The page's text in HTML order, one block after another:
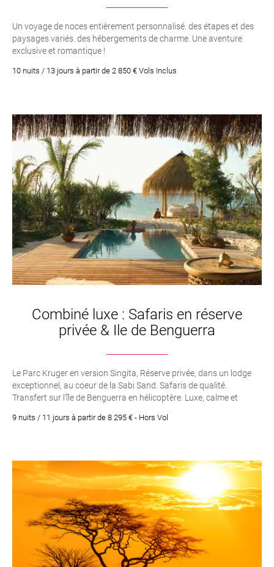
Un voyage de noces entièrement personnalisé. des étapes et des
paysages variés. des hébergements de charme. Une aventure
exclusive et romantique !
10 nuits / 13 jours à partir de 2 850 € Vols Inclus
Combiné luxe : Safaris en réserve
privée & Ile de Benguerra
Le Parc Kruger en version Singita, Réserve privée, dans un lodge
exceptionnel, au coeur de la Sabi Sand. Safaris de qualité.
Transfert sur l’île de Benguerra en hélicoptère. Luxe, calme et
Azura . La croisière en Dhow au coucher du soleil
9 nuits / 11 jours à partir de 8 295 € - Hors Vol